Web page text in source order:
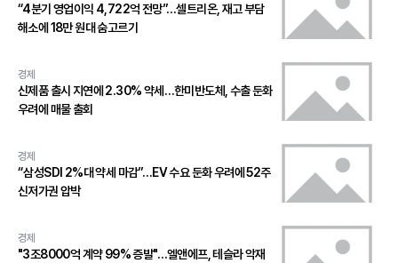
“4분기 영업이익 4,722억 전망”…셀트리온, 재고 부담
해소에 18만 원대 숨고르기
경제
신제품 출시 지연에 2.30% 약세…한미반도체, 수출 둔화
우려에 매물 출회
경제
“삼성SDI 2%대 약세 마감”…EV 수요 둔화 우려에 52주
신저가권 압박
경제
"3조8000억 계약 99% 증발"…엘앤에프, 테슬라 악재